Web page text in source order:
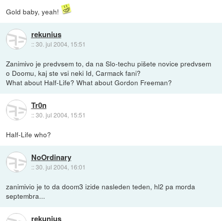
Gold baby, yeah!
rekunius
::30. jul 2004, 15:51
Zanimivo je predvsem to, da na Slo-techu pišete novice predvsem
o Doomu, kaj ste vsi neki Id, Carmack fani?
What about Half-Life? What about Gordon Freeman?
Tr0n
::30. jul 2004, 15:51
Half-Life who?
NoOrdinary
::30. jul 2004, 16:01
zanimivio je to da doom3 izide nasleden teden, hl2 pa morda
septembra...
rekunius